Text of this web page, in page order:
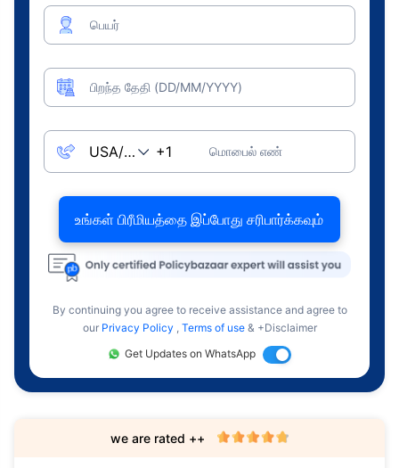
பெயர்
பிறந்த தேதி (DD/MM/YYYY)
மொபைல் எண்
உங்கள் பிரீமியத்தை இப்போது சரிபார்க்கவும்
By continuing you agree to receive assistance and agree to
our Privacy Policy , Terms of use & +Disclaimer
Get Updates on WhatsApp
we are rated ++